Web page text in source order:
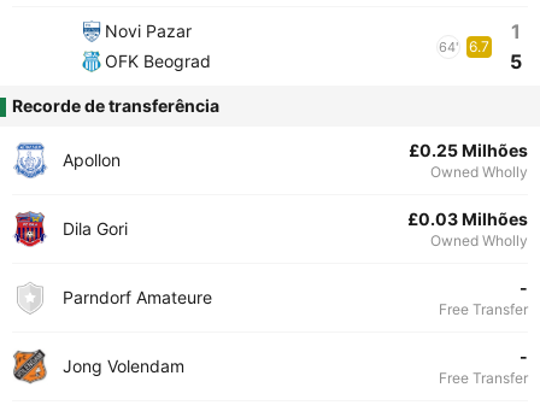
Novi Pazar
OFK Beograd
64' 6.7
1
5
Recorde de transferência
Apollon £0.25 Milhões
Owned Wholly
Dila Gori £0.03 Milhões
Owned Wholly
Parndorf Amateure -
Free Transfer
Jong Volendam -
Free Transfer